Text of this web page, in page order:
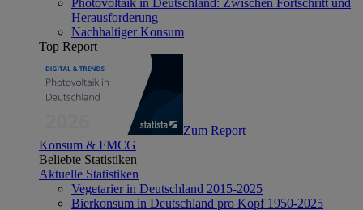
Herausforderung
Nachhaltiger Konsum
Top Report
Zum Report
Konsum & FMCG
Beliebte Statistiken
Aktuelle Statistiken
Vegetarier in Deutschland 2015-2025
Bierkonsum in Deutschland pro Kopf 1950-2025